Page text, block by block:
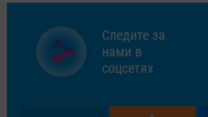
Следите за
нами в
соцсетях